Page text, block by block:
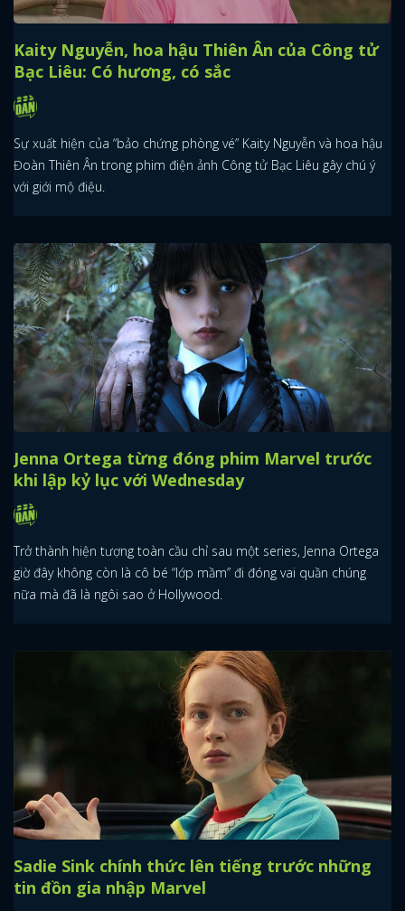
Kaity Nguyễn, hoa hậu Thiên Ân của Công tử
Bạc Liêu: Có hương, có sắc
Sự xuất hiện của “bảo chứng phòng vé” Kaity Nguyễn và hoa hậu
Đoàn Thiên Ân trong phim điện ảnh Công tử Bạc Liêu gây chú ý
với giới mộ điệu.
Jenna Ortega từng đóng phim Marvel trước
khi lập kỷ lục với Wednesday
Trở thành hiện tượng toàn cầu chỉ sau một series, Jenna Ortega
giờ đây không còn là cô bé “lớp mầm” đi đóng vai quần chúng
nữa mà đã là ngôi sao ở Hollywood.
Sadie Sink chính thức lên tiếng trước những
tin đồn gia nhập Marvel